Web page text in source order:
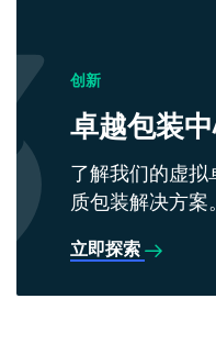
创新
卓越包装
了解我们的虚
质包装解决方案。
立即探索